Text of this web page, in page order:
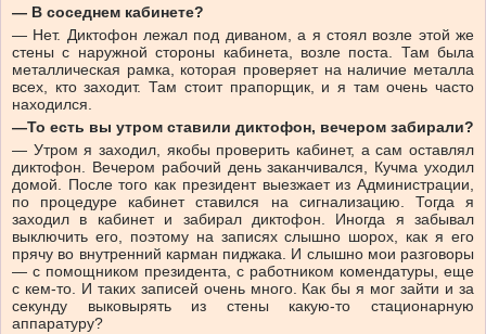
— В соседнем кабинете?
— Нет. Диктофон лежал под диваном, а я стоял возле этой же
стены с наружной стороны кабинета, возле поста. Там была
металлическая рамка, которая проверяет на наличие металла
всех, кто заходит. Там стоит прапорщик, и я там очень часто
находился.
—То есть вы утром ставили диктофон, вечером забирали?
— Утром я заходил, якобы проверить кабинет, а сам оставлял
диктофон. Вечером рабочий день заканчивался, Кучма уходил
домой. После того как президент выезжает из Администрации,
по процедуре кабинет ставился на сигнализацию. Тогда я
заходил в кабинет и забирал диктофон. Иногда я забывал
выключить его, поэтому на записях слышно шорох, как я его
прячу во внутренний карман пиджака. И слышно мои разговоры
— с помощником президента, с работником комендатуры, еще
с кем-то. И таких записей очень много. Как бы я мог зайти и за
секунду выковырять из стены какую-то стационарную
аппаратуру?